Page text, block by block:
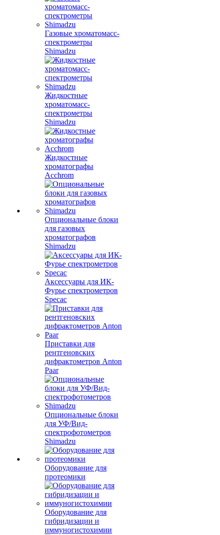
Газовые хроматомасс-
спектрометры
Shimadzu
Жидкостные
хроматомасс-
спектрометры
Shimadzu
Жидкостные
хроматографы
Acchrom
Опциональные блоки
для газовых
хроматографов
Shimadzu
Аксессуары для ИК-
Фурье спектрометров
Specac
Приставки для
рентгеновских
дифрактометров Anton
Paar
Опциональные блоки
для УФ/Вид-
спектрофотометров
Shimadzu
Оборудование для
протеомики
Оборудование для
гибридизации и
иммуногистохимии